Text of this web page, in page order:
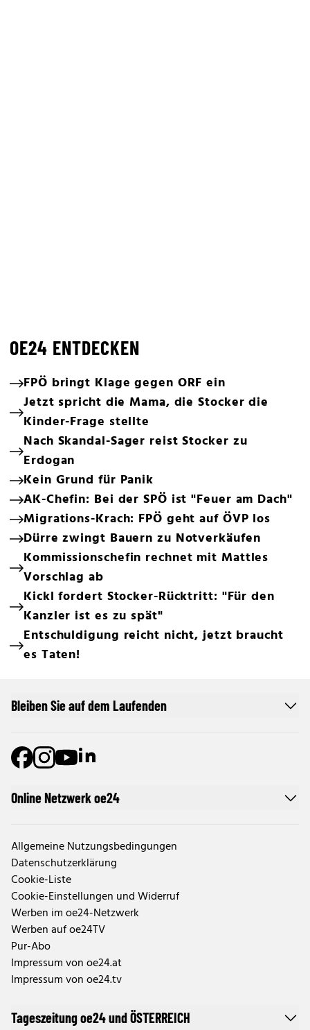
OE24 ENTDECKEN
FPÖ bringt Klage gegen ORF ein
Jetzt spricht die Mama, die Stocker die
Kinder-Frage stellte
Nach Skandal-Sager reist Stocker zu
Erdogan
Kein Grund für Panik
AK-Chefin: Bei der SPÖ ist "Feuer am Dach"
Migrations-Krach: FPÖ geht auf ÖVP los
Dürre zwingt Bauern zu Notverkäufen
Kommissionschefin rechnet mit Mattles
Vorschlag ab
Kickl fordert Stocker-Rücktritt: "Für den
Kanzler ist es zu spät"
Entschuldigung reicht nicht, jetzt braucht
es Taten!
Online Netzwerk oe24
Allgemeine Nutzungsbedingungen
Datenschutzerklärung
Cookie-Liste
Cookie-Einstellungen und Widerruf
Werben im oe24-Netzwerk
Werben auf oe24TV
Pur-Abo
Impressum von oe24.at
Impressum von oe24.tv
Tageszeitung oe24 und ÖSTERREICH
Bleiben Sie auf dem Laufenden